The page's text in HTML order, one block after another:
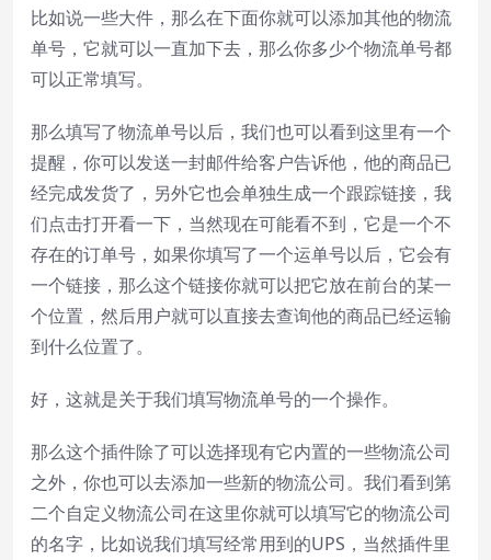
比如说一些大件，那么在下面你就可以添加其他的物流
单号，它就可以一直加下去，那么你多少个物流单号都
可以正常填写。
那么填写了物流单号以后，我们也可以看到这里有一个
提醒，你可以发送一封邮件给客户告诉他，他的商品已
经完成发货了，另外它也会单独生成一个跟踪链接，我
们点击打开看一下，当然现在可能看不到，它是一个不
存在的订单号，如果你填写了一个运单号以后，它会有
一个链接，那么这个链接你就可以把它放在前台的某一
个位置，然后用户就可以直接去查询他的商品已经运输
到什么位置了。
好，这就是关于我们填写物流单号的一个操作。
那么这个插件除了可以选择现有它内置的一些物流公司
之外，你也可以去添加一些新的物流公司。我们看到第
二个自定义物流公司在这里你就可以填写它的物流公司
的名字，比如说我们填写经常用到的UPS，当然插件里